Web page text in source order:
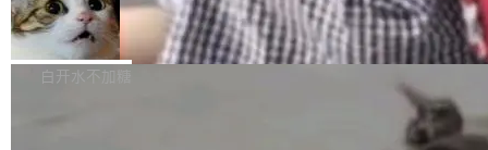
果员工带走机密信...
体验WorkBuddy鸿蒙PC版前，请将 HUAWEI M
atePad Edge 升级至 HarmonyOS 6.1.0.135S
P9 patch03及以上版本。 *升级路径：设置 > 搜
处：FFmpeg 9.0 的代号是“Lei”。 这个名字，
来自中国开发者雷霄骅（Lei Xiaohua）。 对于
很多中国音视频开发者而言，这个名字并不陌
亚马逊成本失控：AI 写代码烧掉 1215
万元，超预算 860%
外媒近日曝光了亚马逊的多份内部报告显示，AI
导致公司在多个项目上超支。《金融时报》报道
白开水不加糖